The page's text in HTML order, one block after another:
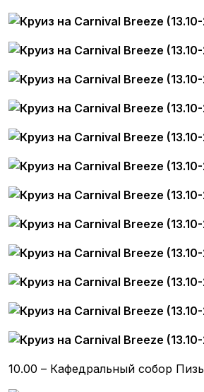
10.00 – Кафедральный собор